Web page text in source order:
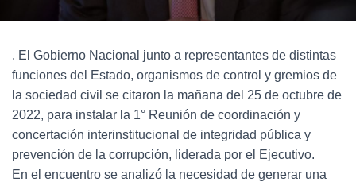
. El Gobierno Nacional junto a representantes de distintas
funciones del Estado, organismos de control y gremios de
la sociedad civil se citaron la mañana del 25 de octubre de
2022, para instalar la 1° Reunión de coordinación y
concertación interinstitucional de integridad pública y
prevención de la corrupción, liderada por el Ejecutivo.
En el encuentro se analizó la necesidad de generar una